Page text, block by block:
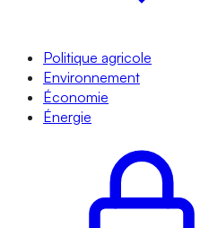
Politique agricole
Environnement
Économie
Énergie